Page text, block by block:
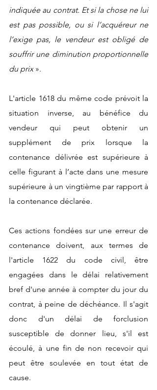
indiquée au contrat. Et si la chose ne lui
est pas possible, ou si l’acquéreur ne
l’exige pas, le vendeur est obligé de
souffrir une diminution proportionnelle
du prix ».
L'article 1618 du même code prévoit la
situation inverse, au bénéfice du
vendeur qui peut obtenir un
supplément de prix lorsque la
contenance délivrée est supérieure à
celle figurant à l’acte dans une mesure
supérieure à un vingtième par rapport à
la contenance déclarée.
Ces actions fondées sur une erreur de
contenance doivent, aux termes de
l'article 1622 du code civil, être
engagées dans le délai relativement
bref d'une année à compter du jour du
contrat, à peine de déchéance. Il s'agit
donc d'un délai de forclusion
susceptible de donner lieu, s'il est
écoulé, à une fin de non recevoir qui
peut être soulevée en tout état de
cause.